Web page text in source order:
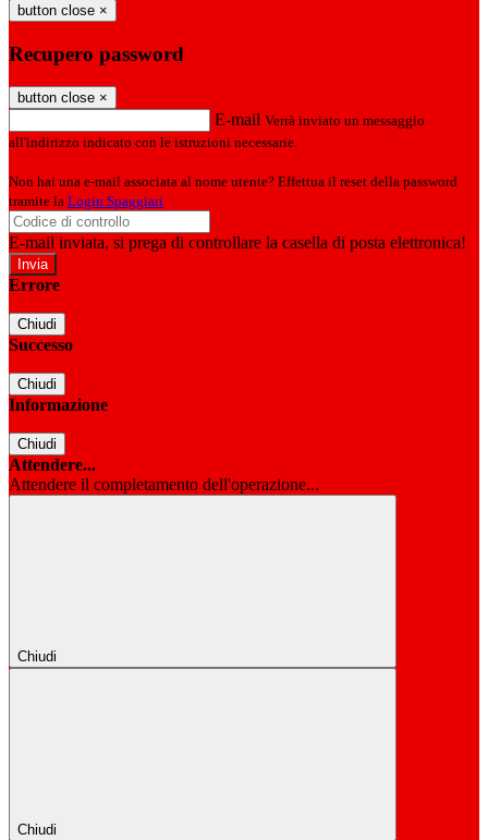
button close ×
Recupero password
button close ×
E-mail Verrà inviato un messaggio
all'indirizzo indicato con le istruzioni necessarie.
Non hai una e-mail associata al nome utente? Effettua il reset della password
tramite la Login Spaggiari
E-mail inviata, si prega di controllare la casella di posta elettronica!
Errore
Chiudi
Successo
Chiudi
Informazione
Chiudi
Attendere...
Attendere il completamento dell'operazione...
Chiudi
Chiudi